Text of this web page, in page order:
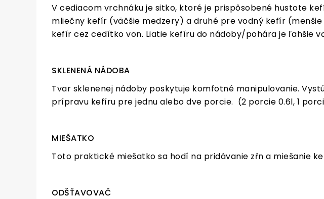
V cediacom vrchnáku je sitko, ktoré je prispôsobené hustote
mliečny kefír (väčšie medzery) a druhé pre vodný kefír
kefír cez cedítko von. Liatie kefíru do nádoby/pohára je ľahšie
SKLENENÁ NÁDOBA
Tvar sklenenej nádoby poskytuje komfotné manipulovanie.
prípravu kefíru pre jednu alebo dve porcie. (2 porcie 0.6l, 1
MIEŠATKO
Toto praktické miešatko sa hodí na pridávanie zŕn a miešanie
ODŠŤAVOVAČ